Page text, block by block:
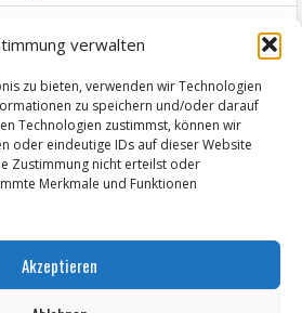
verwalten
zu bieten, verwenden wir Technologien
zu speichern und/oder darauf
Technologien zustimmst, können wir
oder eindeutige IDs auf dieser Website
Zustimmung nicht erteilst oder
Merkmale und Funktionen
Akzeptieren